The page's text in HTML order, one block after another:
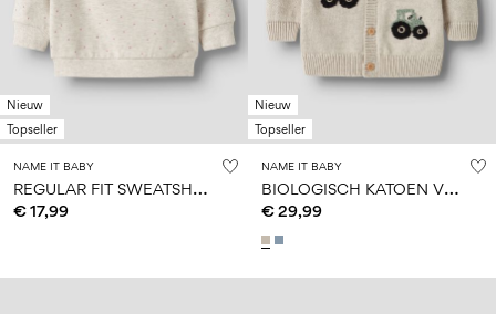
Nieuw
Topseller
NAME IT BABY
R
EGULAR FIT SWEATSHIRT
€ 17,99
Nieuw
Topseller
NAME IT BABY
B
IOLOGISCH KATOEN VEST
€ 29,99